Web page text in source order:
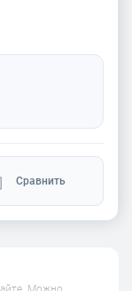
Сравнить